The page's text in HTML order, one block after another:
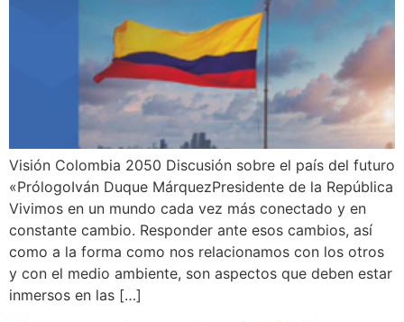
Visión Colombia 2050 Discusión sobre el país del futuro
«PrólogoIván Duque MárquezPresidente de la República
Vivimos en un mundo cada vez más conectado y en
constante cambio. Responder ante esos cambios, así
como a la forma como nos relacionamos con los otros
y con el medio ambiente, son aspectos que deben estar
inmersos en las […]